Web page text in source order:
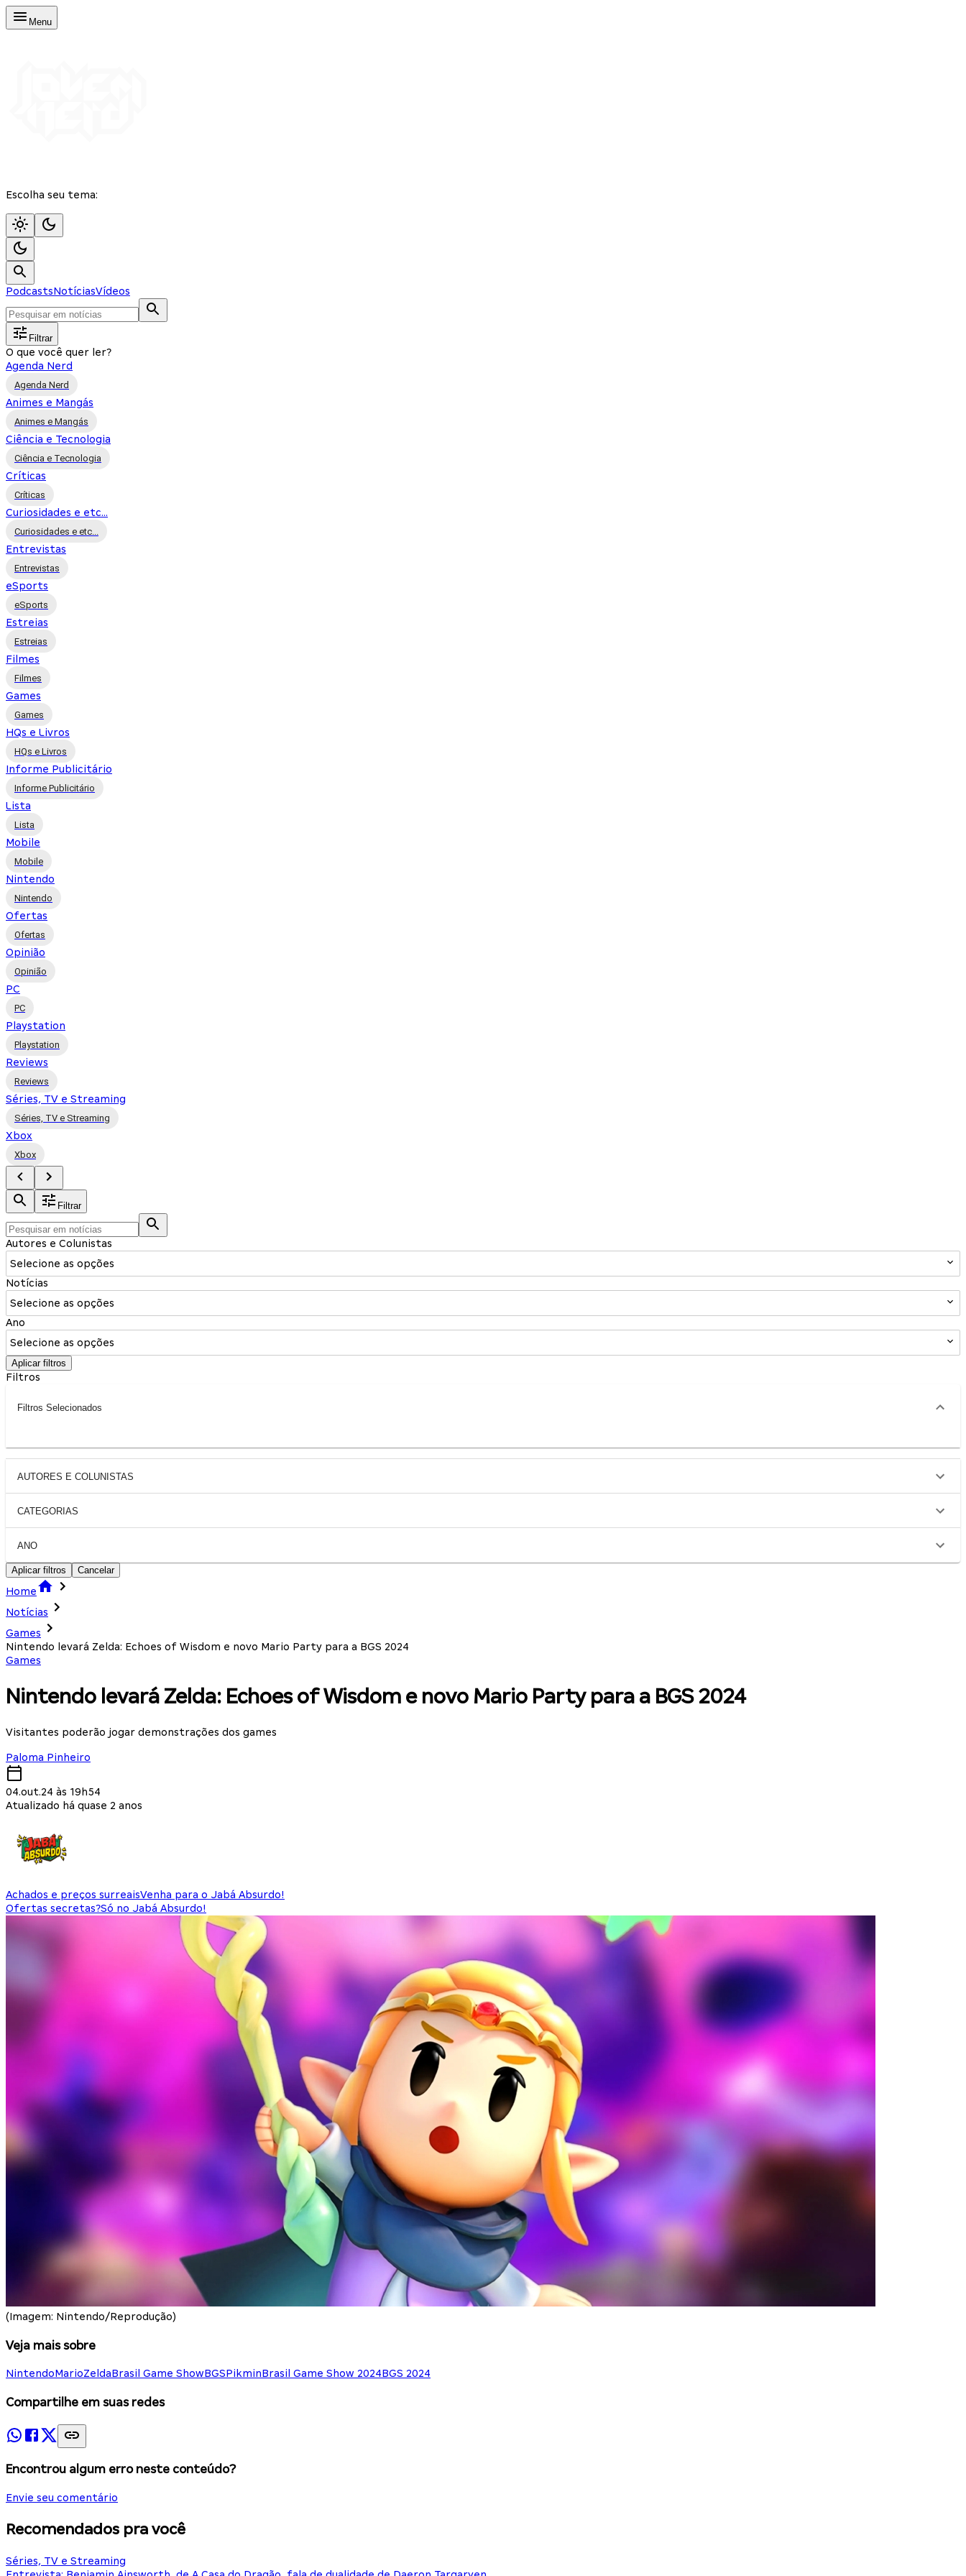
Menu
Escolha seu tema:
PodcastsNotíciasVídeos
Filtrar
O que você quer ler?
Agenda Nerd
Agenda Nerd
Animes e Mangás
Animes e Mangás
Ciência e Tecnologia
Ciência e Tecnologia
Críticas
Críticas
Curiosidades e etc...
Curiosidades e etc...
Entrevistas
Entrevistas
eSports
eSports
Estreias
Estreias
Filmes
Filmes
Games
Games
HQs e Livros
HQs e Livros
Informe Publicitário
Informe Publicitário
Lista
Lista
Mobile
Mobile
Nintendo
Nintendo
Ofertas
Ofertas
Opinião
Opinião
PC
PC
Playstation
Playstation
Reviews
Reviews
Séries, TV e Streaming
Séries, TV e Streaming
Xbox
Xbox
Filtrar
Autores e Colunistas
Selecione as opções
Notícias
Selecione as opções
Ano
Selecione as opções
Aplicar filtros
Filtros
Filtros Selecionados
AUTORES E COLUNISTAS
CATEGORIAS
ANO
Aplicar filtros Cancelar
Home
Notícias
Games
Nintendo levará Zelda: Echoes of Wisdom e novo Mario Party para a BGS 2024
Games
Nintendo levará Zelda: Echoes of Wisdom e novo Mario Party para a BGS 2024
Visitantes poderão jogar demonstrações dos games
Paloma Pinheiro
04.out.24 às 19h54
Atualizado há quase 2 anos
Achados e preços surreaisVenha para o Jabá Absurdo!
Ofertas secretas?Só no Jabá Absurdo!
(Imagem: Nintendo/Reprodução)
Veja mais sobre
NintendoMarioZeldaBrasil Game ShowBGSPikminBrasil Game Show 2024BGS 2024
Compartilhe em suas redes
Encontrou algum erro neste conteúdo?
Envie seu comentário
Recomendados pra você
Séries, TV e Streaming